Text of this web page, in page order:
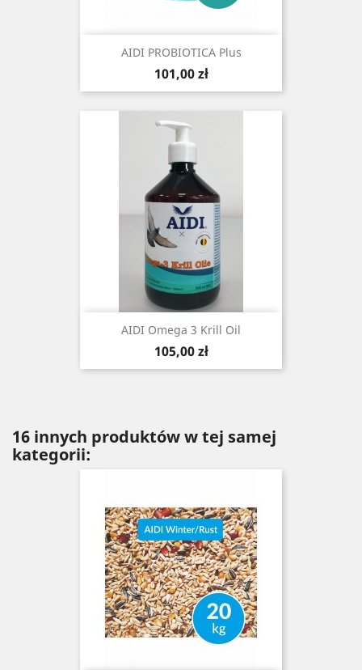
AIDI PROBIOTICA Plus
Cena
101,00 zł
AIDI Omega 3 Krill Oil
Cena
105,00 zł
16 innych produktów w tej samej
kategorii: